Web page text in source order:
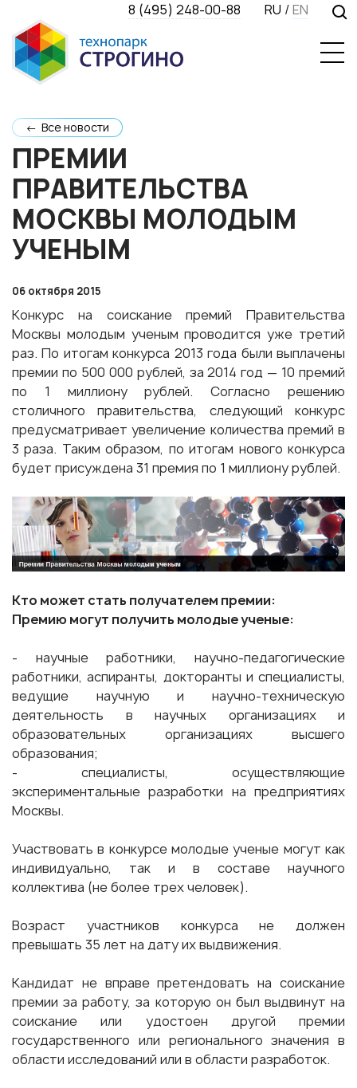
8 (495) 248-00-88 RU /EN
← Все новости
ПРЕМИИ
ПРАВИТЕЛЬСТВА
МОСКВЫ МОЛОДЫМ
УЧЕНЫМ
06 октября 2015
Конкурс на соискание премий Правительства
Москвы молодым ученым проводится уже третий
раз. По итогам конкурса 2013 года были выплачены
премии по 500 000 рублей, за 2014 год — 10 премий
по 1 миллиону рублей. Согласно решению
столичного правительства, следующий конкурс
предусматривает увеличение количества премий в
3 раза. Таким образом, по итогам нового конкурса
будет присуждена 31 премия по 1 миллиону рублей.
Кто может стать получателем премии:
Премию могут получить молодые ученые:
- научные работники, научно-педагогические
работники, аспиранты, докторанты и специалисты,
ведущие научную и научно-техническую
деятельность в научных организациях и
образовательных организациях высшего
образования;
- специалисты, осуществляющие
экспериментальные разработки на предприятиях
Москвы.
Участвовать в конкурсе молодые ученые могут как
индивидуально, так и в составе научного
коллектива (не более трех человек).
Возраст участников конкурса не должен
превышать 35 лет на дату их выдвижения.
Кандидат не вправе претендовать на соискание
премии за работу, за которую он был выдвинут на
соискание или удостоен другой премии
государственного или регионального значения в
области исследований или в области разработок.